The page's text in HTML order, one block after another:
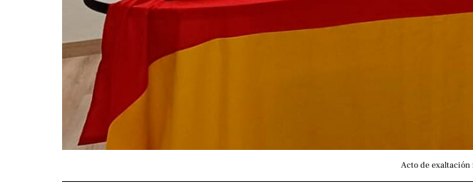
Acto de exaltación